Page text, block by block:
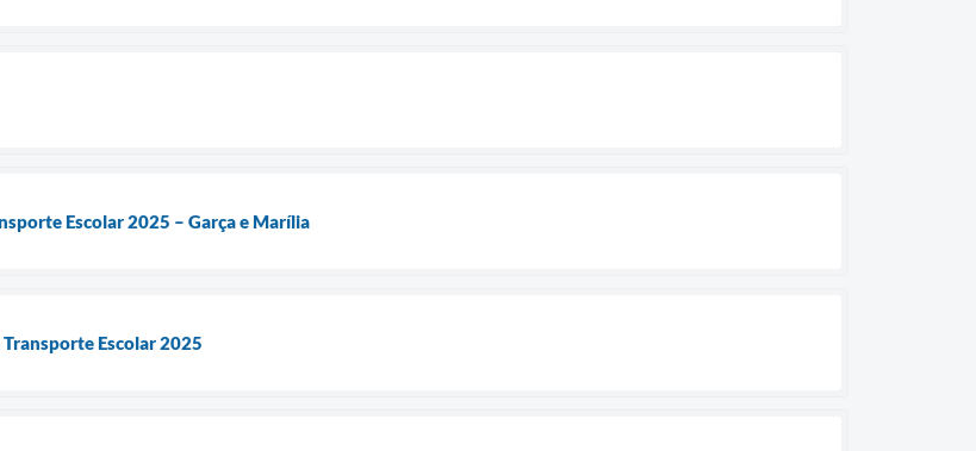
Escolar 2025 – Garça e Marília
Escolar 2025